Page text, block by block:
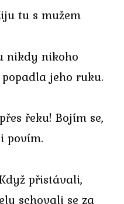
tu s mužem
nikdy nikoho
jeho ruku.
řeku! Bojím se,
povím.
přistávali,
schovali se za